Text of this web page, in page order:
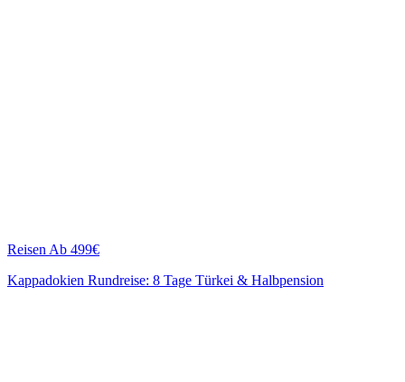
Reisen Ab 499€
Kappadokien Rundreise: 8 Tage Türkei & Halbpension